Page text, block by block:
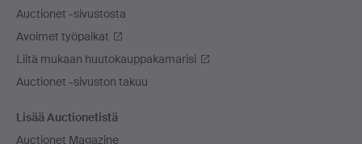
Auctionet -sivustosta
Avoimet työpaikat
Liitä mukaan huutokauppakamarisi
Auctionet -sivuston takuu
Lisää Auctionetistä
Auctionet Magazine